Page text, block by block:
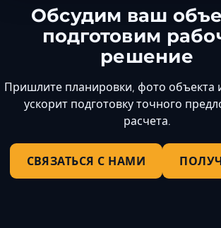
Обсудим ваш
подготовим
решение
Пришлите планировки, фото объекта
ускорит подготовку точного
расчета.
СВЯЗАТЬСЯ С НАМИ